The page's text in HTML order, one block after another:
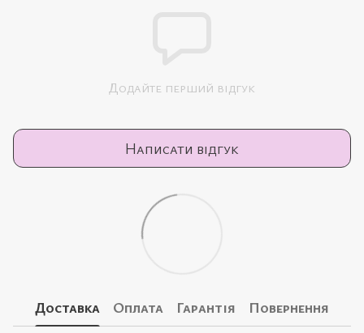
Додайте перший відгук
Написати відгук
Доставка Оплата Гарантія Повернення